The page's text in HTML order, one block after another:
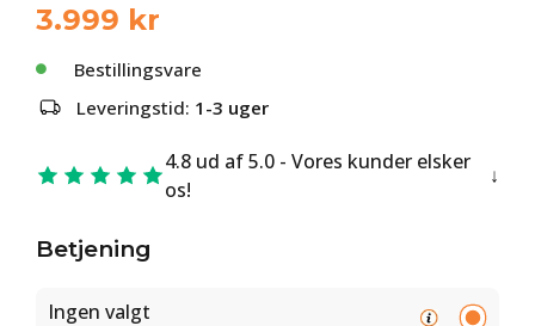
3.999 kr
Bestillingsvare
Leveringstid: 1-3 uger
4.8 ud af 5.0 - Vores kunder elsker
os!
Betjening
Ingen valgt